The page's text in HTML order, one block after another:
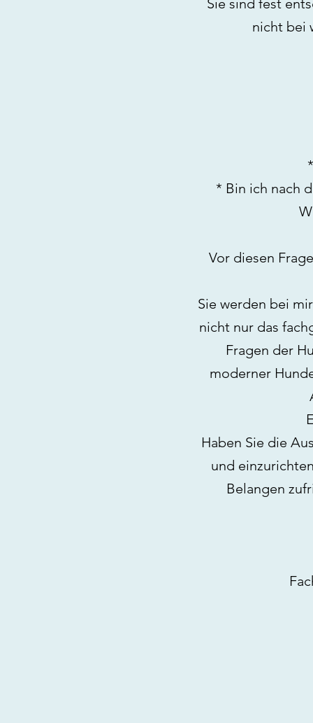
Sie sind fest
nicht bei
* Bin ich nach
Vor diesen
Sie werden bei
nicht nur das
Fragen der
moderner
Haben Sie die
und
Belangen